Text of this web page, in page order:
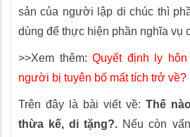
sản của người lập di chúc thì
dùng để thực hiện phần nghĩa vụ
>>Xem thêm:Quyết định ly
người bị tuyên bố mất tích trở về?
Trên đây là bài viết về: Thế
thừa kế, di tặng?. Nếu còn